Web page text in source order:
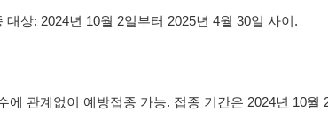
대상: 2024년 10월 2일부터 2025년 4월 30일 사이.
에 관계없이 예방접종 가능. 접종 기간은 2024년 10월